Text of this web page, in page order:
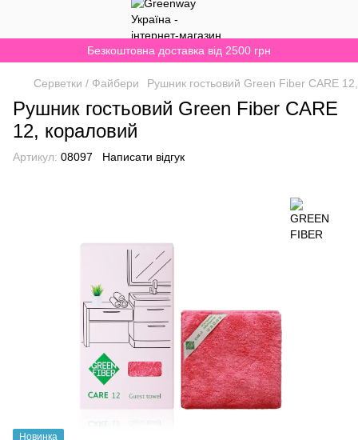
Безкоштовна доставка від 2500 грн
Серветки / Файбери Рушник гостьовий Green Fiber CARE
Рушник гостьовий Green Fiber CARE
12, кораловий
Артикул: 08097 Написати відгук
Новинка